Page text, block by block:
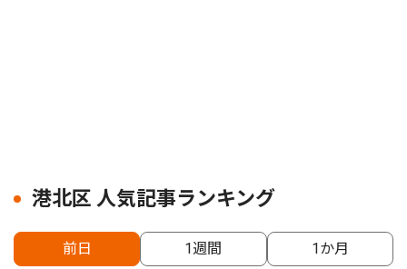
港北区 人気記事ランキング
前日 1週間 1か月